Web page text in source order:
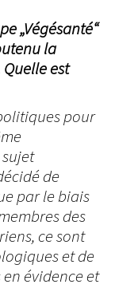
„Végésanté“
la
est
pour
de
par le biais
des
ce sont
et de
évidence et